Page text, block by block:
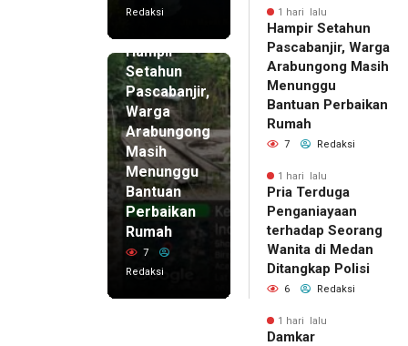
Redaksi
Hampir
Setahun
Pascabanjir,
Warga
Arabungong
Masih
Menunggu
Bantuan
Perbaikan
Rumah
7
Redaksi
1 hari lalu
Hampir Setahun
Pascabanjir, Warga
Arabungong Masih
Menunggu
Bantuan Perbaikan
Rumah
7 Redaksi
1 hari lalu
Pria Terduga
Penganiayaan
terhadap Seorang
Wanita di Medan
Ditangkap Polisi
6 Redaksi
1 hari lalu
Damkar